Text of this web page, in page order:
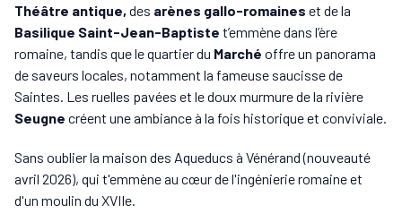
Théâtre antique, des arènes gallo-romaines et de la
Basilique Saint-Jean-Baptiste t’emmène dans l’ère
romaine, tandis que le quartier du Marché offre un panorama
de saveurs locales, notamment la fameuse saucisse de
Saintes. Les ruelles pavées et le doux murmure de la rivière
Seugne créent une ambiance à la fois historique et conviviale.
Sans oublier la maison des Aqueducs à Vénérand (nouveauté
avril 2026), qui t'emmène au cœur de l'ingénierie romaine et
d'un moulin du XVIIe.